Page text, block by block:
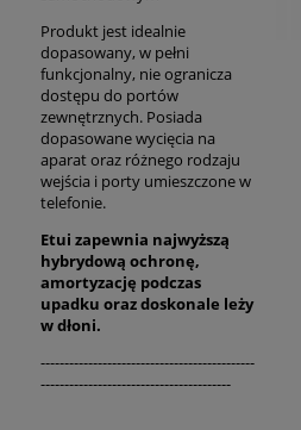
Produkt jest idealnie
dopasowany, w pełni
funkcjonalny, nie ogranicza
dostępu do portów
zewnętrznych. Posiada
dopasowane wycięcia na
aparat oraz różnego rodzaju
wejścia i porty umieszczone w
telefonie.
Etui zapewnia najwyższą
hybrydową ochronę,
amortyzację podczas
upadku orazdoskonale leży
w dłoni.
---------------------------------------------
----------------------------------------